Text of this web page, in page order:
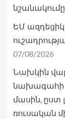
նշանակումը
ԵՄ ազդեցիկ
07/08/2026
Նախկին
նախագահի
մասին, ըստ
ռուսական